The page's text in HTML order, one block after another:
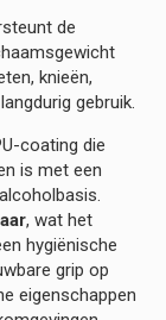
de
knieën,
gebruik.
coating die
is met een
, wat het
hygiënische
grip op
eigenschappen